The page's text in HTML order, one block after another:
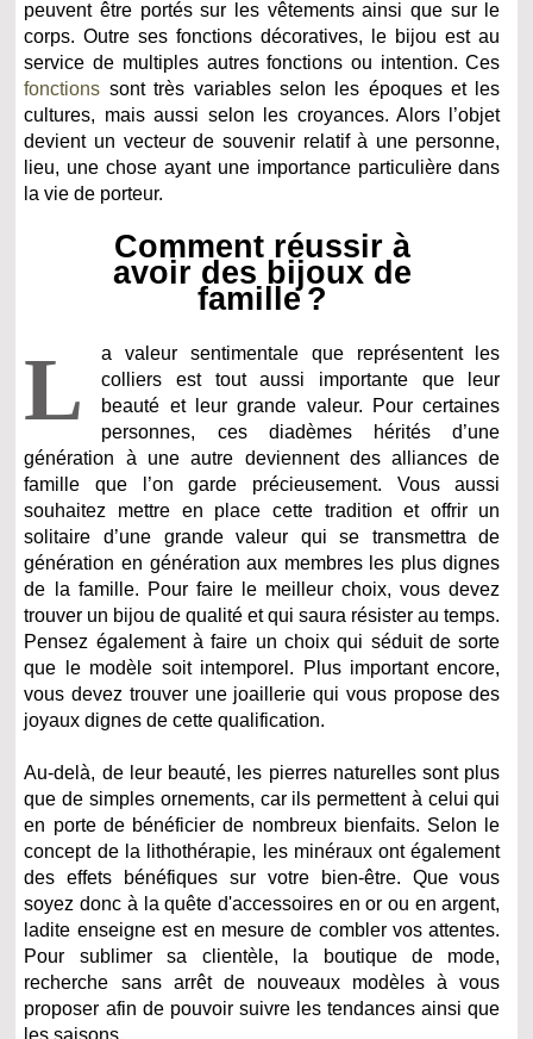
peuvent être portés sur les vêtements ainsi que sur le
corps. Outre ses fonctions décoratives, le bijou est au
service de multiples autres fonctions ou intention. Ces
fonctions sont très variables selon les époques et les
cultures, mais aussi selon les croyances. Alors l’objet
devient un vecteur de souvenir relatif à une personne,
lieu, une chose ayant une importance particulière dans
la vie de porteur.
Comment réussir à
avoir des bijoux de
famille ?
L
a valeur sentimentale que représentent les
colliers est tout aussi importante que leur
beauté et leur grande valeur. Pour certaines
personnes, ces diadèmes hérités d’une
génération à une autre deviennent des alliances de
famille que l’on garde précieusement. Vous aussi
souhaitez mettre en place cette tradition et offrir un
solitaire d’une grande valeur qui se transmettra de
génération en génération aux membres les plus dignes
de la famille. Pour faire le meilleur choix, vous devez
trouver un bijou de qualité et qui saura résister au temps.
Pensez également à faire un choix qui séduit de sorte
que le modèle soit intemporel. Plus important encore,
vous devez trouver une joaillerie qui vous propose des
joyaux dignes de cette qualification.
Au-delà, de leur beauté, les pierres naturelles sont plus
que de simples ornements, car ils permettent à celui qui
en porte de bénéficier de nombreux bienfaits. Selon le
concept de la lithothérapie, les minéraux ont également
des effets bénéfiques sur votre bien-être. Que vous
soyez donc à la quête d'accessoires en or ou en argent,
ladite enseigne est en mesure de combler vos attentes.
Pour sublimer sa clientèle, la boutique de mode,
recherche sans arrêt de nouveaux modèles à vous
proposer afin de pouvoir suivre les tendances ainsi que